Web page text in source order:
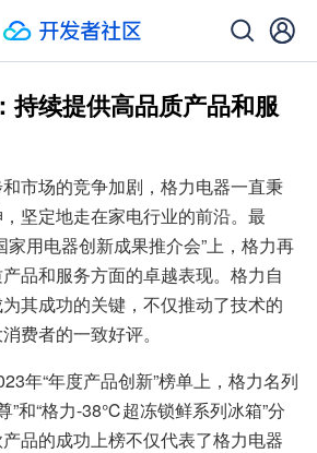
持续提供高品质产品和服
市场的竞争加剧，格力电器一直秉
坚定地走在家电行业的前沿。最
家用电器创新成果推介会”上，格力再
品和服务方面的卓越表现。格力自
其成功的关键，不仅推动了技术的
费者的一致好评。
年“年度产品创新”榜单上，格力名列
”和“格力-38℃超冻锁鲜系列冰箱”分
品的成功上榜不仅代表了格力电器